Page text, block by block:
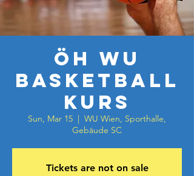
ÖH WU
Basketball
kurs
Sun, Mar 15
  |
WU Wien, Sporthalle,
Gebäude SC
Tickets are not on sale